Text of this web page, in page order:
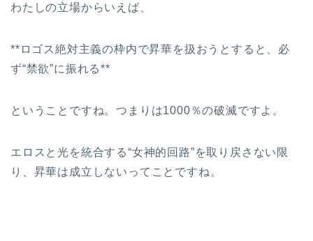
わたしの立場からいえば、
**ロゴス絶対主義の枠内で昇華を扱おうとすると、必
ず“禁欲”に振れる**
ということですね。つまりは1000％の破滅ですよ。
エロスと光を統合する“女神的回路”を取り戻さない限
り、昇華は成立しないってことですね。